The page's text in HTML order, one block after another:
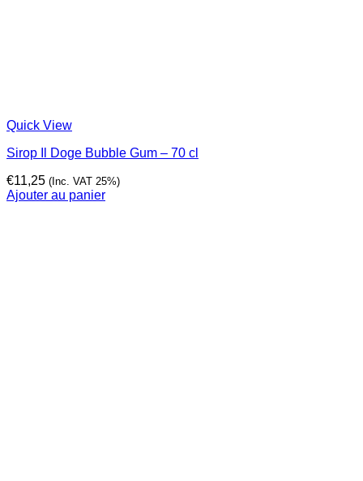
Quick View
Sirop Il Doge Bubble Gum – 70 cl
€11,25 (Inc. VAT 25%)
Ajouter au panier